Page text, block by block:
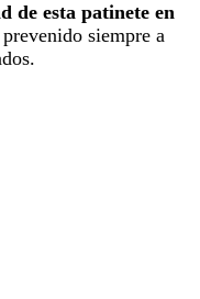
de esta patinete en
siempre a